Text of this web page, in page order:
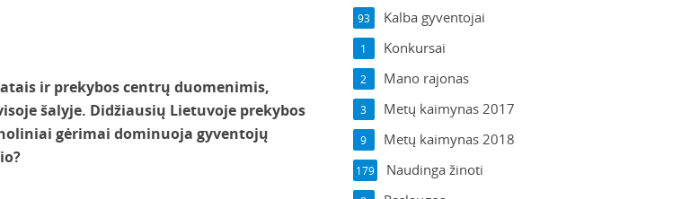
ir prekybos centrų duomenimis,
šalyje. Didžiausių Lietuvoje prekybos
gėrimai dominuoja gyventojų
Kalba gyventojai
93
Konkursai
1
Mano rajonas
2
Metų kaimynas 2017
3
Metų kaimynas 2018
9
Naudinga žinoti
179